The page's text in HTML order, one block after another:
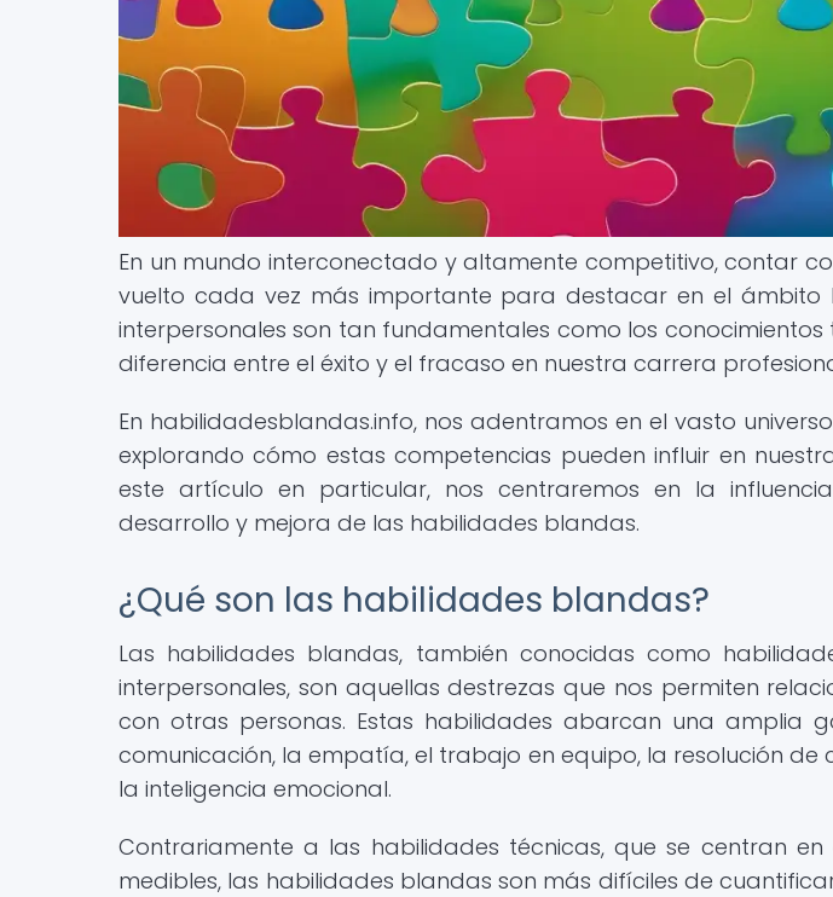
En un mundo interconectado y altamente competitivo, contar
vuelto cada vez más importante para destacar en el ámbito
interpersonales son tan fundamentales como los
diferencia entre el éxito y el fracaso en nuestra carrera
En habilidadesblandas.info, nos adentramos en el vasto
explorando cómo estas competencias pueden influir en
este artículo en particular, nos centraremos en la
desarrollo y mejora de las habilidades blandas.
¿Qué son las habilidades blandas?
Las habilidades blandas, también conocidas como
interpersonales, son aquellas destrezas que nos permiten
con otras personas. Estas habilidades abarcan una amplia
comunicación, la empatía, el trabajo en equipo, la resolución
la inteligencia emocional.
Contrariamente a las habilidades técnicas, que se centran en
medibles, las habilidades blandas son más difíciles de